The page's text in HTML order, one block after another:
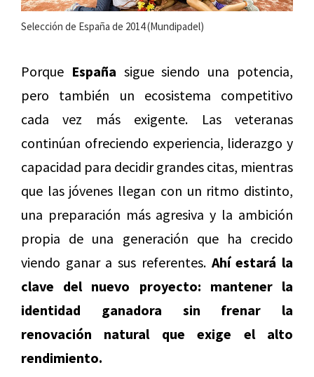
Selección de España de 2014 (Mundipadel)
Porque España sigue siendo una potencia,
pero también un ecosistema competitivo
cada vez más exigente. Las veteranas
continúan ofreciendo experiencia, liderazgo y
capacidad para decidir grandes citas, mientras
que las jóvenes llegan con un ritmo distinto,
una preparación más agresiva y la ambición
propia de una generación que ha crecido
viendo ganar a sus referentes. Ahí estará la
clave del nuevo proyecto: mantener la
identidad ganadora sin frenar la
renovación natural que exige el alto
rendimiento.